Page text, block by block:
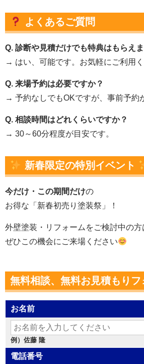
よくあるご質問
Q. 診断や見積だけでも特典はもらえ
→ はい、可能です。お気軽にご利用く
Q. 来場予約は必要ですか？
→ 予約なしでもOKですが、事前予約
Q. 相談時間はどれくらいですか？
→ 30～60分程度が目安です。
新春限定の特別イベント
今だけ・この期間だけの
お得な「新春初売り塗装祭」！
外壁塗装・リフォームをご検討中の方
ぜひこの機会にご来場ください
無料相談、無料お見積もりフ
お名前
例）佐藤 隆
電話番号